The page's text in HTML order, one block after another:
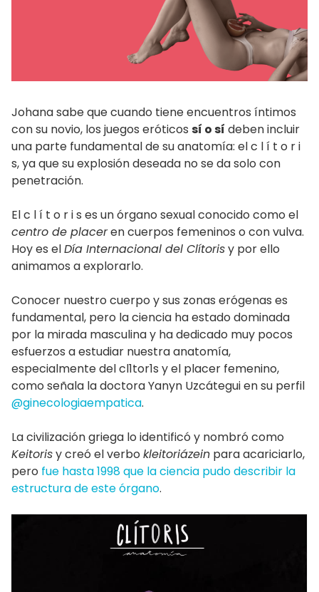
Johana sabe que cuando tiene encuentros íntimos
con su novio, los juegos eróticos sí o sí deben incluir
una parte fundamental de su anatomía: el c l í t o r i
s, ya que su explosión deseada no se da solo con
penetración.
El c l í t o r i s es un órgano sexual conocido como el
centro de placeren cuerpos femeninos o con vulva.
Hoy es elDía Internacional del Clítorisy por ello
animamos a explorarlo.
Conocer nuestro cuerpo y sus zonas erógenas es
fundamental, pero la ciencia ha estado dominada
por la mirada masculina y ha dedicado muy pocos
esfuerzos a estudiar nuestra anatomía,
especialmente del cl1tor1s y el placer femenino,
como señala la doctora Yanyn Uzcátegui en su perfil
@ginecologiaempatica.
La civilización griega lo identificó y nombró como
Keitorisy creó el verbo kleitoriázein para acariciarlo,
pero fue hasta 1998 que la ciencia pudo describir la
estructura de este órgano.